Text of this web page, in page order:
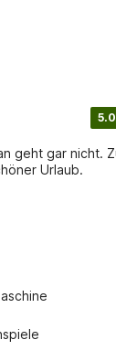
5.0
ein schöner Urlaub.